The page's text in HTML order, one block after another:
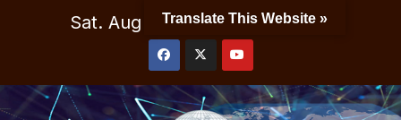
Sat. Aug 8th, 2026 7:56:50 AM
Translate This Website »